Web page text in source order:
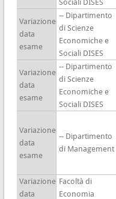
Sociali DISES
Variazione
data
esame
-- Dipartimento
di Scienze
Economiche e
Sociali DISES
Variazione
data
esame
-- Dipartimento
di Scienze
Economiche e
Sociali DISES
Variazione
data
esame
-- Dipartimento
di Management
Variazione
data
Facoltà di
Economia